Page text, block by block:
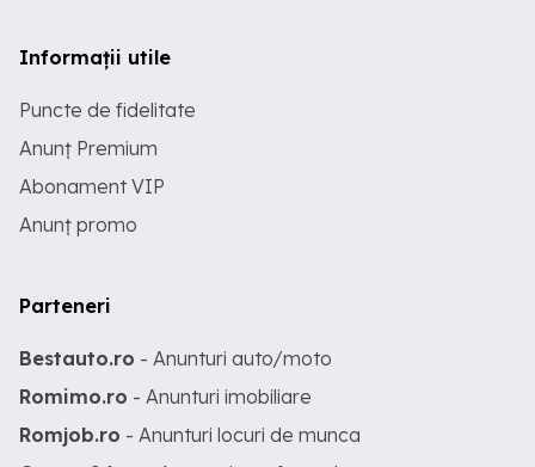
Informații utile
Puncte de fidelitate
Anunț Premium
Abonament VIP
Anunț promo
Parteneri
Bestauto.ro - Anunturi auto/moto
Romimo.ro - Anunturi imobiliare
Romjob.ro - Anunturi locuri de munca